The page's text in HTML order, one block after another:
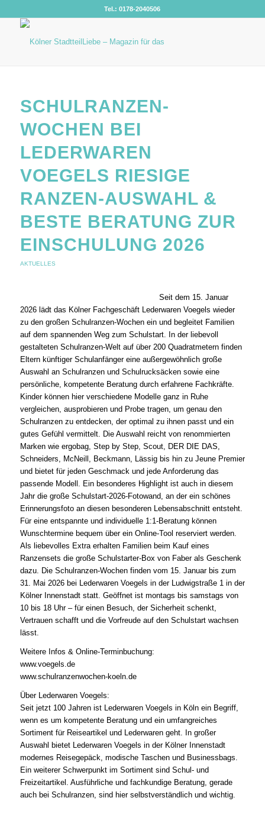
Tel.: 0178-2040506
SCHULRANZEN-
WOCHEN BEI
LEDERWAREN
VOEGELS RIESIGE
RANZEN-AUSWAHL &
BESTE BERATUNG ZUR
EINSCHULUNG 2026
AKTUELLES
Seit dem 15. Januar
2026 lädt das Kölner Fachgeschäft Lederwaren Voegels wieder
zu den großen Schulranzen-Wochen ein und begleitet Familien
auf dem spannenden Weg zum Schulstart. In der liebevoll
gestalteten Schulranzen-Welt auf über 200 Quadratmetern finden
Eltern künftiger Schulanfänger eine außergewöhnlich große
Auswahl an Schulranzen und Schulrucksäcken sowie eine
persönliche, kompetente Beratung durch erfahrene Fachkräfte.
Kinder können hier verschiedene Modelle ganz in Ruhe
vergleichen, ausprobieren und Probe tragen, um genau den
Schulranzen zu entdecken, der optimal zu ihnen passt und ein
gutes Gefühl vermittelt. Die Auswahl reicht von renommierten
Marken wie ergobag, Step by Step, Scout, DER DIE DAS,
Schneiders, McNeill, Beckmann, Lässig bis hin zu Jeune Premier
und bietet für jeden Geschmack und jede Anforderung das
passende Modell. Ein besonderes Highlight ist auch in diesem
Jahr die große Schulstart-2026-Fotowand, an der ein schönes
Erinnerungsfoto an diesen besonderen Lebensabschnitt entsteht.
Für eine entspannte und individuelle 1:1-Beratung können
Wunschtermine bequem über ein Online-Tool reserviert werden.
Als liebevolles Extra erhalten Familien beim Kauf eines
Ranzensets die große Schulstarter-Box von Faber als Geschenk
dazu. Die Schulranzen-Wochen finden vom 15. Januar bis zum
31. Mai 2026 bei Lederwaren Voegels in der Ludwigstraße 1 in der
Kölner Innenstadt statt. Geöffnet ist montags bis samstags von
10 bis 18 Uhr – für einen Besuch, der Sicherheit schenkt,
Vertrauen schafft und die Vorfreude auf den Schulstart wachsen
lässt.
Weitere Infos & Online-Terminbuchung:
www.voegels.de
www.schulranzenwochen-koeln.de
Über Lederwaren Voegels:
Seit jetzt 100 Jahren ist Lederwaren Voegels in Köln ein Begriff,
wenn es um kompetente Beratung und ein umfangreiches
Sortiment für Reiseartikel und Lederwaren geht. In großer
Auswahl bietet Lederwaren Voegels in der Kölner Innenstadt
modernes Reisegepäck, modische Taschen und Businessbags.
Ein weiterer Schwerpunkt im Sortiment sind Schul- und
Freizeitartikel. Ausführliche und fachkundige Beratung, gerade
auch bei Schulranzen, sind hier selbstverständlich und wichtig.